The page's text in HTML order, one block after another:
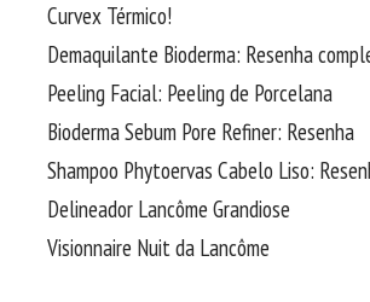
Curvex Térmico!
Demaquilante Bioderma: Resenha
Peeling Facial: Peeling de Porcelana
Bioderma Sebum Pore Refiner: Resenha
Shampoo Phytoervas Cabelo Liso:
Delineador Lancôme Grandiose
Visionnaire Nuit da Lancôme